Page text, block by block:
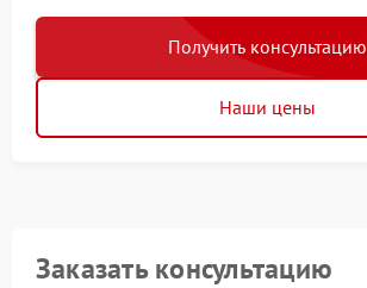
Получить консультацию
Наши цены
Заказать консультацию